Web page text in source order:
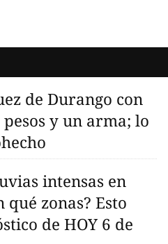
de Durango con
y un arma; lo
intensas en
qué zonas? Esto
de HOY 6 de